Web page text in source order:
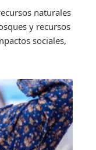
naturales
y recursos
sociales,